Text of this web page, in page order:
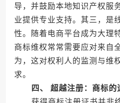
导，并鼓励本地知识产权服
业提供专业支持。其三，是
性。随着电商平台成为大理
商标维权常常需要应对来自
为，这对权利人的监测与维
求。
四、 超越注册：商标